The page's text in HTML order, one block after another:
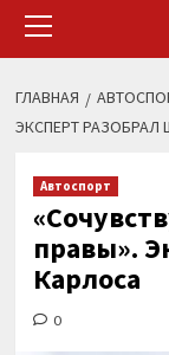
меню
ГЛАВНАЯ
ЭКСПЕРТ
Автоспорт
правы».
Карлоса
0